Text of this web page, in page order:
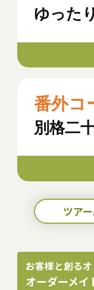
ゆった
番外コ
別格二
ツア
お客様と創る
オーダーメイ